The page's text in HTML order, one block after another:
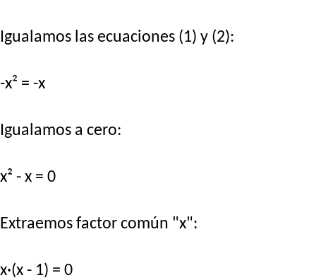
Igualamos las ecuaciones (1) y (2):
-x² = -x
Igualamos a cero:
x² - x = 0
Extraemos factor común "x":
x·(x - 1) = 0